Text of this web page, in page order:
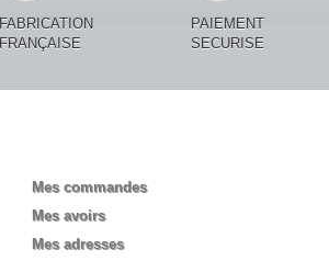
FABRICATION
FRANÇAISE
PAIEMENT
SECURISE
Mes commandes
Mes avoirs
Mes adresses